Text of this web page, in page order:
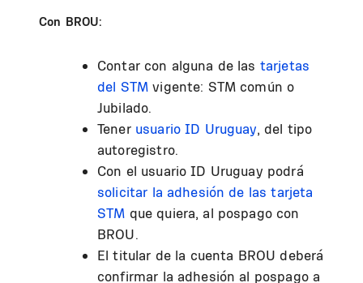
Con BROU:
Contar con alguna de las tarjetas
del STM vigente: STM común o
Jubilado.
Tener usuario ID Uruguay, del tipo
autoregistro.
Con el usuario ID Uruguay podrá
solicitar la adhesión de las tarjeta
STM que quiera, al pospago con
BROU.
El titular de la cuenta BROU deberá
confirmar la adhesión al pospago a